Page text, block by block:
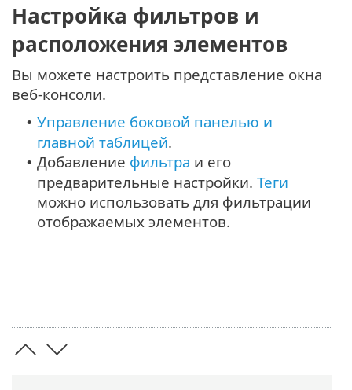
Настройка фильтров и
расположения элементов
Вы можете настроить представление окна
веб-консоли.
• Управление боковой панелью и
главной таблицей.
• Добавление фильтра и его
предварительные настройки. Теги
можно использовать для фильтрации
отображаемых элементов.